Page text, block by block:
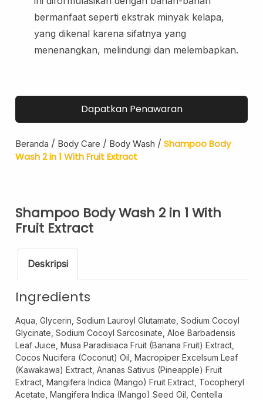
Lip Scrub
Lip Oil
Eye Care
Body Care
Body Lotion
Body Wash
Body Butter
Hair Care
Face Care
Body Care
Baby And Kids Care
Body Care
bermanfaat seperti ekstrak minyak kelapa,
yang dikenal karena sifatnya yang
menenangkan, melindungi dan melembapkan.
Dapatkan Penawaran
Beranda / Body Care / Body Wash / Shampoo Body
Wash 2 in 1 With Fruit Extract
Shampoo Body Wash 2 in 1 With
Fruit Extract
Deskripsi
Ingredients
Aqua, Glycerin, Sodium Lauroyl Glutamate, Sodium Cocoyl
Glycinate, Sodium Cocoyl Sarcosinate, Aloe Barbadensis
Leaf Juice, Musa Paradisiaca Fruit (Banana Fruit) Extract,
Cocos Nucifera (Coconut) Oil, Macropiper Excelsum Leaf
(Kawakawa) Extract, Ananas Sativus (Pineapple) Fruit
Extract, Mangifera Indica (Mango) Fruit Extract, Tocopheryl
Acetate, Mangifera Indica (Mango) Seed Oil, Centella